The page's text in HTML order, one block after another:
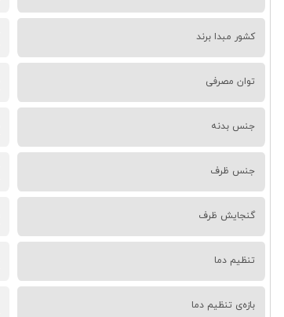
کشور مبدا برند
توان مصرفی
جنس بدنه
جنس ظرف
گنجایش ظرف
تنظیم دما
بازه‌ی تنظیم دما